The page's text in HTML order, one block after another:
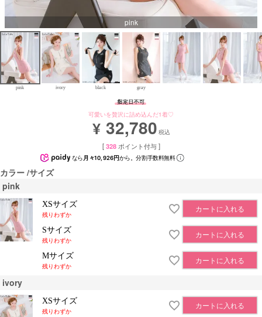
pink
pink ivory black gray
可愛いを贅沢に詰め込んだ1着♡
¥ 32,780 税込
[ 328 ポイント付与 ]
なら 月々10,926円から。分割手数料無料
カラー サイズ
pink
XSサイズ
残りわずか
カートに入れる
Sサイズ
残りわずか
カートに入れる
Mサイズ
残りわずか
カートに入れる
ivory
XSサイズ
残りわずか
カートに入れる